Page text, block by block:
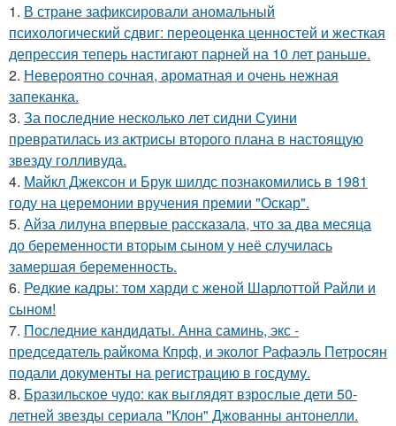
1. В стране зафиксировали аномальный
психологический сдвиг: переоценка ценностей и жесткая
депрессия теперь настигают парней на 10 лет раньше.
2. Невероятно сочная, ароматная и очень нежная
запеканка.
3. За последние несколько лет сидни Суини
превратилась из актрисы второго плана в настоящую
звезду голливуда.
4. Майкл Джексон и Брук шилдс познакомились в 1981
году на церемонии вручения премии "Оскар".
5. Айза лилуна впервые рассказала, что за два месяца
до беременности вторым сыном у неё случилась
замершая беременность.
6. Редкие кадры: том харди с женой Шарлоттой Райли и
сыном!
7. Последние кандидаты. Анна саминь, экс -
председатель райкома Кпрф, и эколог Рафаэль Петросян
подали документы на регистрацию в госдуму.
8. Бразильское чудо: как выглядят взрослые дети 50-
летней звезды сериала "Клон" Джованны антонелли.